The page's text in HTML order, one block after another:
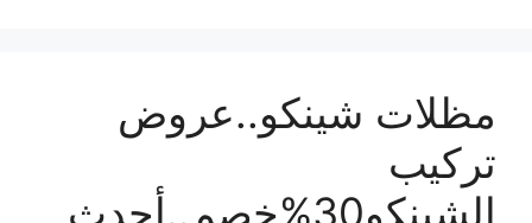
مظلات شينكو..عروض
تركيب
الشينكو30%خصم..أحدث